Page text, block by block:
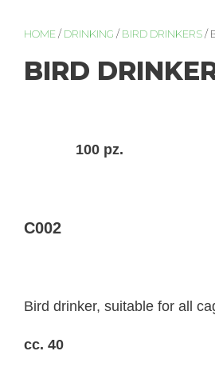
HOME / DRINKING / BIRD DRINKERS/
BIRD
100 pz.
C002
Bird drinker, suitable for all
cc. 40